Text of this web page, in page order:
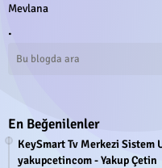
Mevlana
.
En Beğenilenler
KeySmart Tv Merkezi Sistem
yakupcetincom - Yakup Çetin